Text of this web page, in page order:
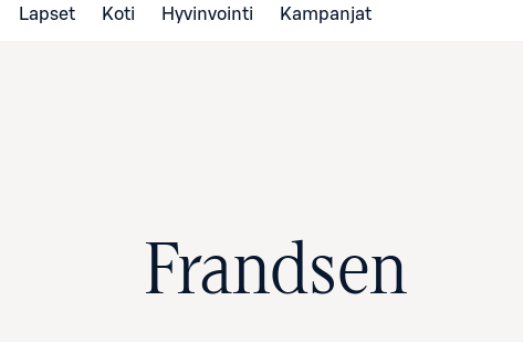
Lapset Koti Hyvinvointi Kampanjat
Frandsen